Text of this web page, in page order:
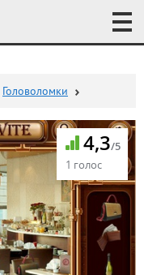
Головоломки
4,3/5
1 голос